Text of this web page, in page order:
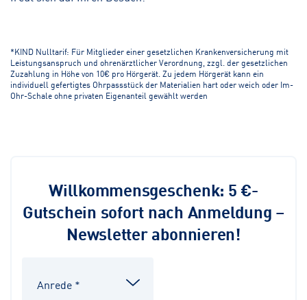
*KIND Nulltarif: Für Mitglieder einer gesetzlichen Krankenversicherung mit
Leistungsanspruch und ohrenärztlicher Verordnung, zzgl. der gesetzlichen
Zuzahlung in Höhe von 10€ pro Hörgerät. Zu jedem Hörgerät kann ein
individuell gefertigtes Ohrpassstück der Materialien hart oder weich oder Im-
Ohr-Schale ohne privaten Eigenanteil gewählt werden
Willkommensgeschenk: 5 €-
Gutschein sofort nach Anmeldung –
Newsletter abonnieren!